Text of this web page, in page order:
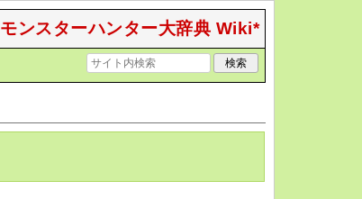
モンスターハンター大辞典 Wiki*